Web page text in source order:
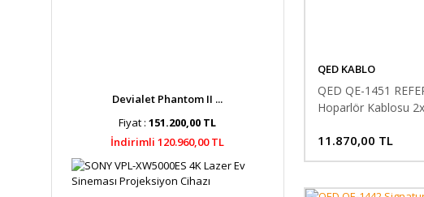
Devialet Phantom II ...
Fiyat :151.200,00 TL
İndirimli 120.960,00 TL
QED KABLO
QED QE-1451
Hoparlör Kablosu
11.870,00 TL